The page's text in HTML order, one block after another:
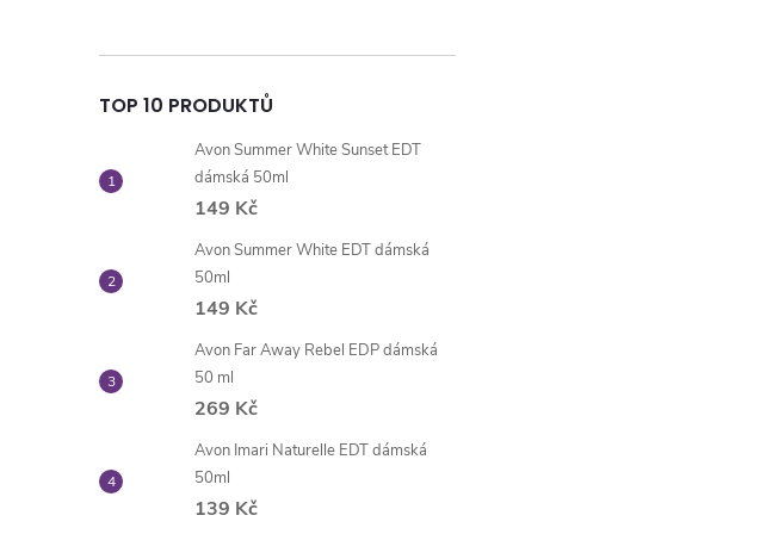
TOP 10 PRODUKTŮ
Avon Summer White Sunset EDT
dámská 50ml
149 Kč
Avon Summer White EDT dámská
50ml
149 Kč
Avon Far Away Rebel EDP dámská
50 ml
269 Kč
Avon Imari Naturelle EDT dámská
50ml
139 Kč